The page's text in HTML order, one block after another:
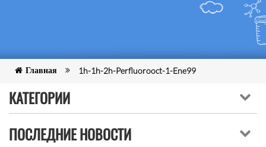
Главная 1h-1h-2h-Perfluorooct-1-Ene99
КАТЕГОРИИ
ПОСЛЕДНИЕ НОВОСТИ